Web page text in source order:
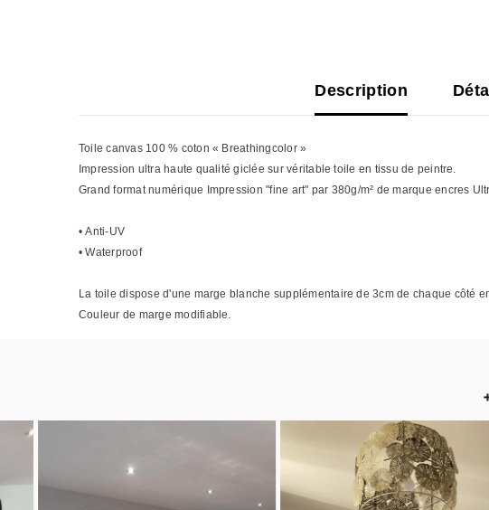
Description
Toile canvas 100 % coton « Breathingcolor »
Impression ultra haute qualité giclée sur véritable toile en tissu de peintre.
Grand format numérique Impression "fine art" par 380g/m² de marque encres
•Anti-UV
•Waterproof
La toile dispose d'une marge blanche supplémentaire de 3cm de chaque côté
Couleur de marge modifiable.